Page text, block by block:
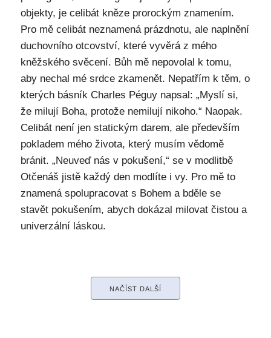
objekty, je celibát kněze prorockým znamením.
Pro mě celibát neznamená prázdnotu, ale naplnění
duchovního otcovství, které vyvěrá z mého
kněžského svěcení. Bůh mě nepovolal k tomu,
aby nechal mé srdce zkamenět. Nepatřím k těm, o
kterých básník Charles Péguy napsal: „Myslí si,
že milují Boha, protože nemilují nikoho.“ Naopak.
Celibát není jen statickým darem, ale především
pokladem mého života, který musím vědomě
bránit. „Neuveď nás v pokušení,“ se v modlitbě
Otčenáš jistě každý den modlíte i vy. Pro mě to
znamená spolupracovat s Bohem a bděle se
stavět pokušením, abych dokázal milovat čistou a
univerzální láskou.
NAČÍST DALŠÍ